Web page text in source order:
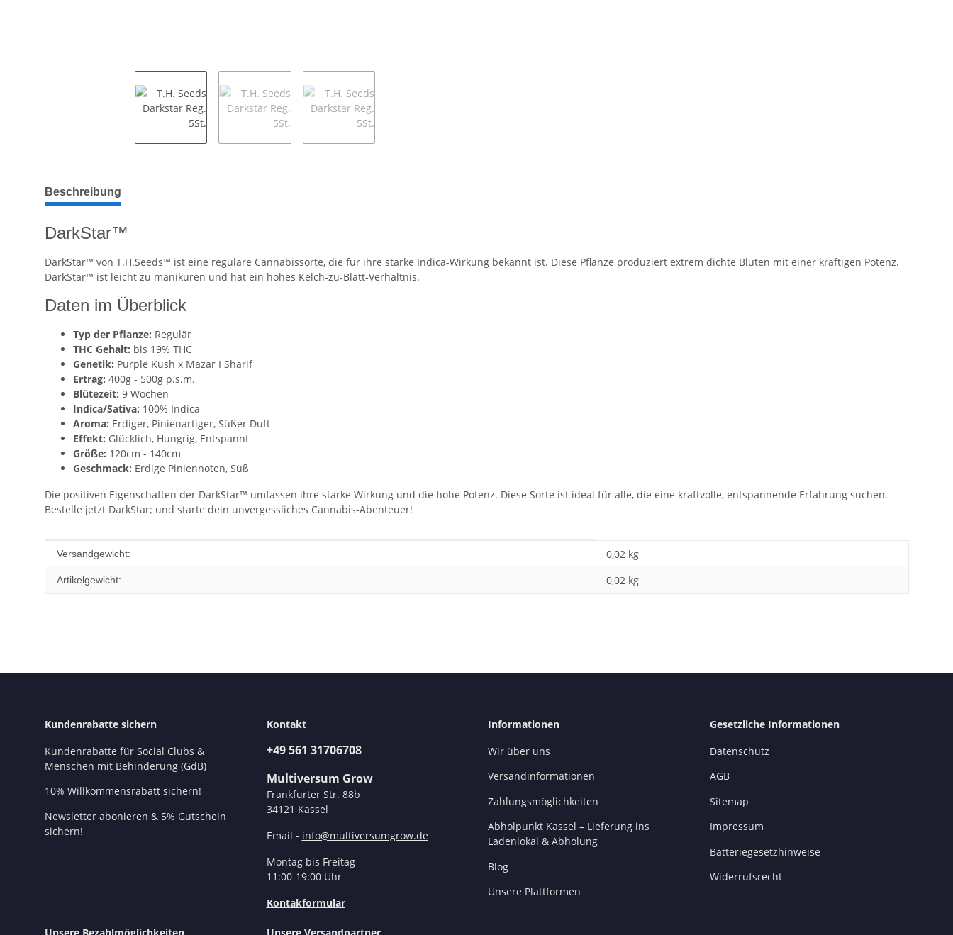
weitere Registerkarten anzeigen
Beschreibung
DarkStar™
DarkStar™ von T.H.Seeds™ ist eine reguläre Cannabissorte, die für ihre starke Indica-Wirkung bekannt ist. Diese Pflanze produziert extrem dichte Blüten mit einer kräftigen Potenz.
DarkStar™ ist leicht zu maniküren und hat ein hohes Kelch-zu-Blatt-Verhältnis.
Daten im Überblick
Typ der Pflanze: Regulär
THC Gehalt: bis 19% THC
Genetik: Purple Kush x Mazar I Sharif
Ertrag: 400g - 500g p.s.m.
Blütezeit: 9 Wochen
Indica/Sativa: 100% Indica
Aroma: Erdiger, Pinienartiger, Süßer Duft
Effekt: Glücklich, Hungrig, Entspannt
Größe: 120cm - 140cm
Geschmack: Erdige Piniennoten, Süß
Die positiven Eigenschaften der DarkStar™ umfassen ihre starke Wirkung und die hohe Potenz. Diese Sorte ist ideal für alle, die eine kraftvolle, entspannende Erfahrung suchen.
Bestelle jetzt DarkStar; und starte dein unvergessliches Cannabis-Abenteuer!
Produkteigenschaft
Wert
Versandgewicht: 0,02 kg
Artikelgewicht: 0,02 kg
Kundenrabatte sichern
Kundenrabatte für Social Clubs &
Menschen mit Behinderung (GdB)
10% Willkommensrabatt sichern!
Newsletter abonieren & 5% Gutschein
sichern!
Kontakt
+49 561 31706708
Multiversum Grow
Frankfurter Str. 88b
34121 Kassel
Email - info@multiversumgrow.de
Montag bis Freitag
11:00-19:00 Uhr
Kontakformular
Informationen
Wir über uns
Versandinformationen
Zahlungsmöglichkeiten
Abholpunkt Kassel – Lieferung ins
Ladenlokal & Abholung
Blog
Unsere Plattformen
Gesetzliche Informationen
Datenschutz
AGB
Sitemap
Impressum
Batteriegesetzhinweise
Widerrufsrecht